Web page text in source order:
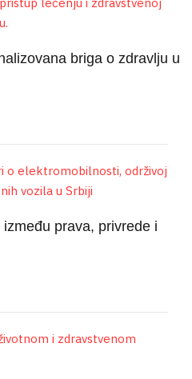
briga o zdravlju u
prava, privrede i